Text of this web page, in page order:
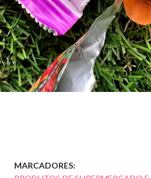
MARCADORES: